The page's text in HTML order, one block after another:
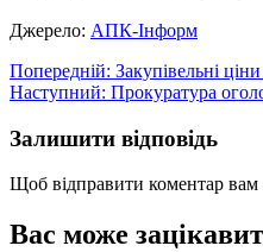
Джерело: АПК-Інформ
Навігація
записів
Попередній: Закупівельні
Наступний: Прокуратура
Залишити відповідь
Щоб відправити коментар вам
Вас може